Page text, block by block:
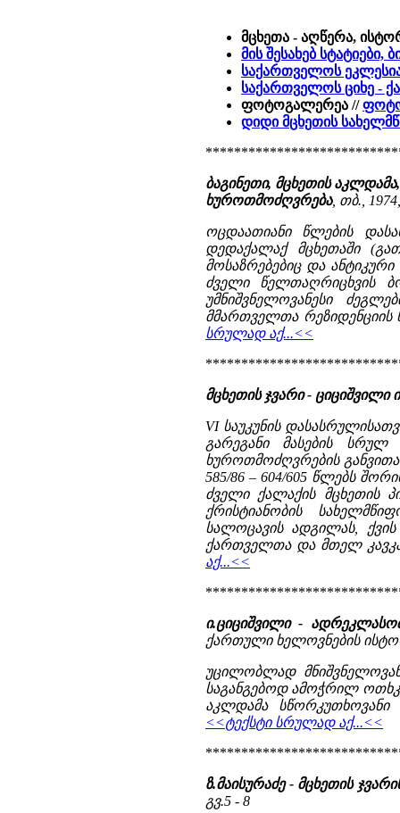
მცხეთა - აღწერა,
მის შესახებ
საქართველოს
საქართველოს ციხე -
ფოტოგალერეა //
დიდი მცხეთის
ბაგინეთი, მცხეთის
ხუროთმოძღვრება, თბ.,
ოცდაათიანი წლების
დედაქალაქ მცხეთაში
მოსაზრებებიც და
ძველი წელთაღრიცხვის
უმნიშვნელოვანესი
მმართველთა რეზიდენციის
სრულად აქ...<<
მცხეთის ჯვარი -
VI საუკუნის
გარეგანი მასების
ხუროთმოძღვრების
585/86 – 604/605 წლებს
ძველი ქალაქის მცხეთის
ქრისტიანობის
სალოცავის ადგილას,
ქართველთა და მთელ
აქ...<<
ი.ციციშვილი -
ქართული ხელოვნების
უცილობლად
საგანგებოდ ამოჭრილ
აკლდამა
<<ტექსტი სრულად აქ...<<
ზ.მაისურაძე - მცხეთის
გვ.5 - 8